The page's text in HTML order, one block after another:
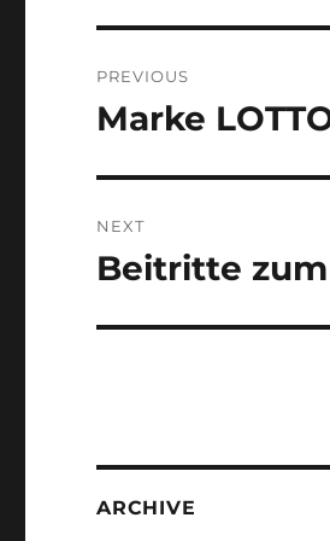
navigation
PREVIOUS
Previous
Marke
NEXT
Next
Beitritte
ARCHIVE